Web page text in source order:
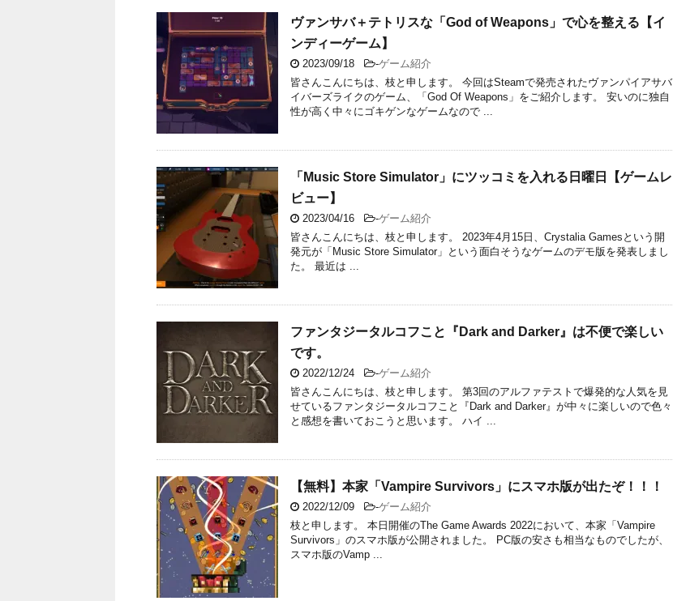
ヴァンサバ＋テトリスな「God of Weapons」で心を整える【イ
ンディーゲーム】
2023/09/18 -ゲーム紹介
皆さんこんにちは、枝と申します。 今回はSteamで発売されたヴァンパイアサバ
イバーズライクのゲーム、「God Of Weapons」をご紹介します。 安いのに独自
性が高く中々にゴキゲンなゲームなので ...
「Music Store Simulator」にツッコミを入れる日曜日【ゲームレ
ビュー】
2023/04/16 -ゲーム紹介
皆さんこんにちは、枝と申します。 2023年4月15日、Crystalia Gamesという開
発元が「Music Store Simulator」という面白そうなゲームのデモ版を発表しまし
た。 最近は ...
ファンタジータルコフこと『Dark and Darker』は不便で楽しい
です。
2022/12/24 -ゲーム紹介
皆さんこんにちは、枝と申します。 第3回のアルファテストで爆発的な人気を見
せているファンタジータルコフこと『Dark and Darker』が中々に楽しいので色々
と感想を書いておこうと思います。 ハイ ...
【無料】本家「Vampire Survivors」にスマホ版が出たぞ！！！
2022/12/09 -ゲーム紹介
枝と申します。 本日開催のThe Game Awards 2022において、本家「Vampire
Survivors」のスマホ版が公開されました。 PC版の安さも相当なものでしたが、
スマホ版のVamp ...